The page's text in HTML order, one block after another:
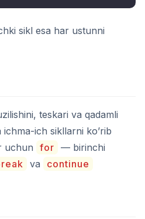
sikl esa har ustunni
teskari va qadamli
ichma-ich sikllarni ko’rib
uchun for — birinchi
va
continue